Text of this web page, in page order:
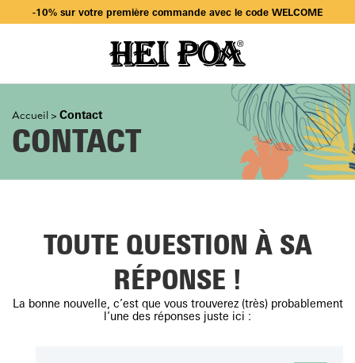
Livraison offerte dès 49€ d’achat en sélectionnant Mondial Relay
Accueil > Contact
CONTACT
TOUTE QUESTION À SA
RÉPONSE !
La bonne nouvelle, c’est que vous trouverez (très) probablement
l’une des réponses juste ici :